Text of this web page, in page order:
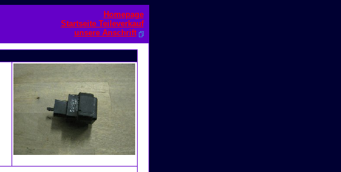
Homepage
Startseite Teileverkauf
unsere Anschrift